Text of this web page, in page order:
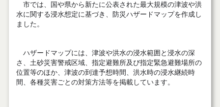
市では、国や県から新たに公表された最大規模の津波や洪
水に関する浸水想定に基づき、防災ハザードマップを作成し
ました。
ハザードマップには、津波や洪水の浸水範囲と浸水の深
さ、土砂災害警戒区域、指定避難所及び指定緊急避難場所の
位置等のほか、津波の到達予想時間、洪水時の浸水継続時
間、各種災害ごとの対策方法等を掲載しています。